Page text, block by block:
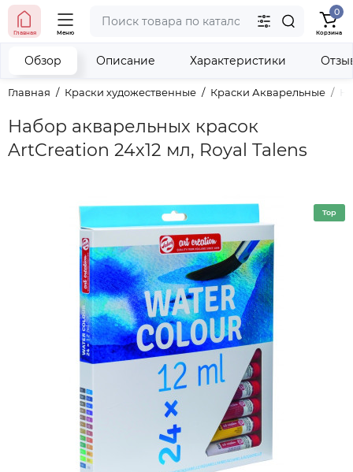
тел. (098) 673-42-06
наши контакты
Главная Меню
0
Корзина
Главная Краски художественные Краски Акварельные
Набор акварельных красок
ArtCreation 24х12 мл, Royal Talens
Обзор Описание Характеристики
Top